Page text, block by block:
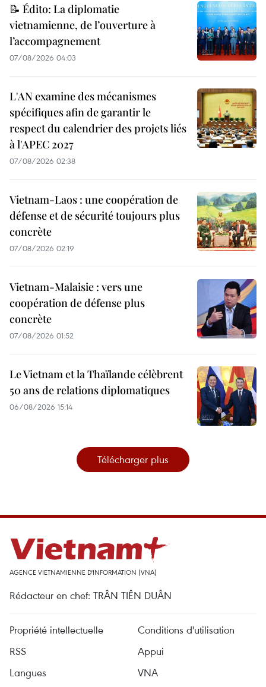
📝 Édito: La diplomatie
vietnamienne, de l’ouverture à
l’accompagnement
07/08/2026 04:03
L'AN examine des mécanismes
spécifiques afin de garantir le
respect du calendrier des projets liés
à l'APEC 2027
07/08/2026 02:38
Vietnam-Laos : une coopération de
défense et de sécurité toujours plus
concrète
07/08/2026 02:19
Vietnam-Malaisie : vers une
coopération de défense plus
concrète
07/08/2026 01:52
Le Vietnam et la Thaïlande célèbrent
50 ans de relations diplomatiques
06/08/2026 15:14
Télécharger plus
AGENCE VIETNAMIENNE D'INFORMATION (VNA)
Rédacteur en chef: TRÂN TIÊN DUÂN
Propriété intellectuelle
Conditions d'utilisation
RSS
Appui
Langues
VNA